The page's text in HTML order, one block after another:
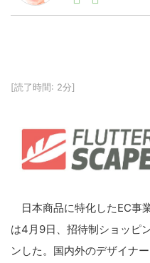
ートアップ業界の
スクとして数億PV
注力中。
[読了時間: 2分]
日本商品に特化したEC事
は4月9日、招待制ショッピ
ンした。国内外のデザイナ
VR/AR
特集
Block Data Bank